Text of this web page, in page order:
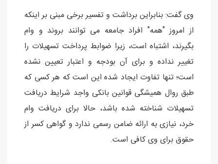
وی گفت: بنابراین برداشت و تفسیر برخی مبنی بر اینکه
از امروز "همه" افراد جامعه می توانند بروند و وام
بگیرند، اشتباه است، زیرا ضوابط پرداخت تسهیلات را
تغییر نداده و برای آن بودجه و اعتبار تعیین نشده
است؛ تنها تفاوت ایجاد شده این است که هر کسی که
طبق روال همیشگی قوانین بانکی واجد شرایط دریافت
تسهیلات شناخته شده باشد، حالا برای دریافت وام
خرد، نیازی به ارائه ضامن رسمی ندارد و گواهی کسر از
حقوق برای وی کافی است.